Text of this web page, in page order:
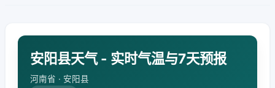
安阳县天气 - 实时气温与7天预报
河南省 · 安阳县